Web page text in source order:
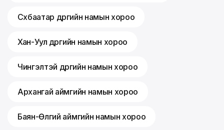
Сүхбаатар дүүргийн намын хороо
Хан-Уул дүүргийн намын хороо
Чингэлтэй дүүргийн намын хороо
Архангай аймгийн намын хороо
Баян-Өлгий аймгийн намын хороо